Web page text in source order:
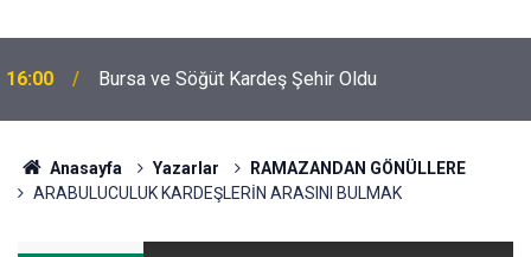
16:00 Bursa ve Söğüt Kardeş Şehir Oldu
Anasayfa Yazarlar
RAMAZANDAN GÖNÜLLERE
ARABULUCULUK KARDEŞLERİN ARASINI BULMAK